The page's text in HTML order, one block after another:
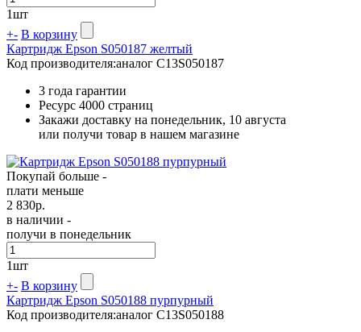
1шт
+- В корзину
Картридж Epson S050187 желтый
Код производителя:аналог C13S050187
3 года гарантии
Ресурс 4000 страниц
Закажи доставку на понедельник, 10 августа
или получи товар в нашем магазине
Покупай больше -
плати меньше
2 830р.
в наличии -
получи в понедельник
1шт
+- В корзину
Картридж Epson S050188 пурпурный
Код производителя:аналог C13S050188